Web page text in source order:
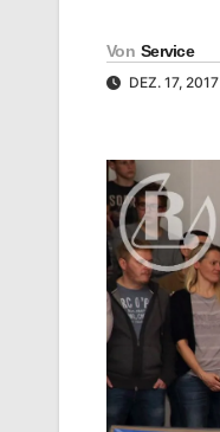
Von Service
DEZ. 17, 2017